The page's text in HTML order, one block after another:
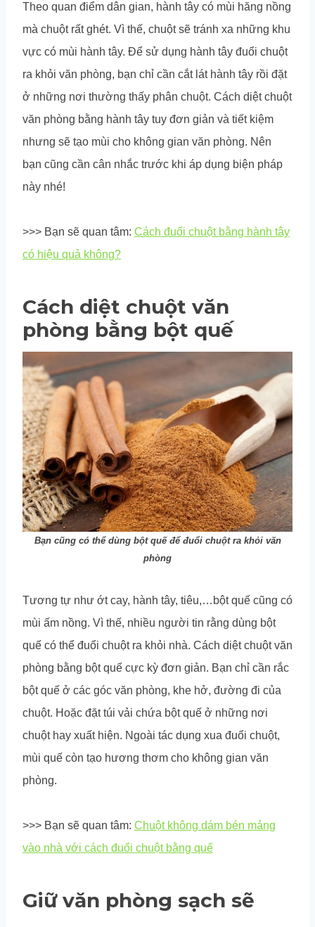
Theo quan điểm dân gian, hành tây có mùi hăng nồng
mà chuột rất ghét. Vì thế, chuột sẽ tránh xa những khu
vực có mùi hành tây. Để sử dụng hành tây đuổi chuột
ra khỏi văn phòng, bạn chỉ cần cắt lát hành tây rồi đặt
ở những nơi thường thấy phân chuột. Cách diệt chuột
văn phòng bằng hành tây tuy đơn giản và tiết kiệm
nhưng sẽ tạo mùi cho không gian văn phòng. Nên
bạn cũng cần cân nhắc trước khi áp dụng biện pháp
này nhé!
>>> Bạn sẽ quan tâm: Cách đuổi chuột bằng hành tây
có hiệu quả không?
Cách diệt chuột văn
phòng bằng bột quế
Bạn cũng có thể dùng bột quế để đuổi chuột ra khỏi văn
phòng
Tương tự như ớt cay, hành tây, tiêu,…bột quế cũng có
mùi ấm nồng. Vì thế, nhiều người tin rằng dùng bột
quế có thể đuổi chuột ra khỏi nhà. Cách diệt chuột văn
phòng bằng bột quế cực kỳ đơn giản. Bạn chỉ cần rắc
bột quế ở các góc văn phòng, khe hở, đường đi của
chuột. Hoặc đặt túi vải chứa bột quế ở những nơi
chuột hay xuất hiện. Ngoài tác dụng xua đuổi chuột,
mùi quế còn tạo hương thơm cho không gian văn
phòng.
>>> Bạn sẽ quan tâm: Chuột không dám bén mảng
vào nhà với cách đuổi chuột bằng quế
Giữ văn phòng sạch sẽ